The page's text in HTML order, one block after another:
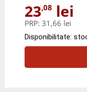
23,08 lei
PRP: 31,66 lei
Disponibilitate: